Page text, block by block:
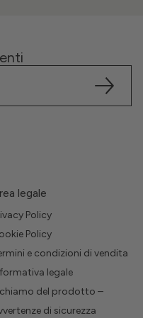
legale
Policy
Policy
e condizioni di vendita
legale
del prodotto –
di sicurezza